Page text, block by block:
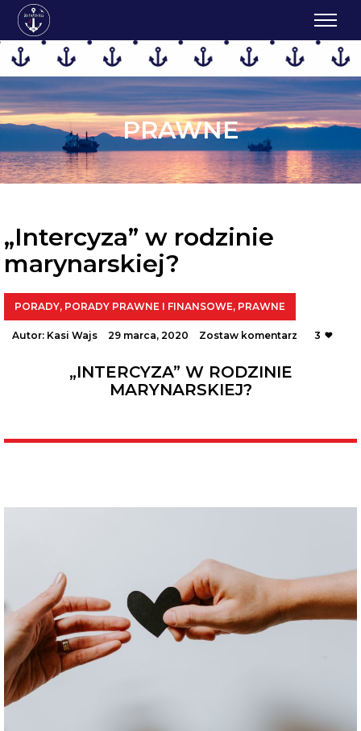
PRAWNE
„Intercyza” w rodzinie
marynarskiej?
PORADY, PORADY PRAWNE I FINANSOWE, PRAWNE
Autor: Kasi Wajs 29 marca, 2020 Zostaw komentarz 3
„INTERCYZA” W RODZINIE
MARYNARSKIEJ?